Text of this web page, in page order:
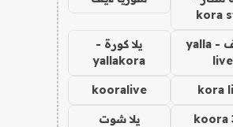
kora
يلا لايف - yalla
live
يلا كورة -
yallakora
kora
kooralive
koora يلا شوت